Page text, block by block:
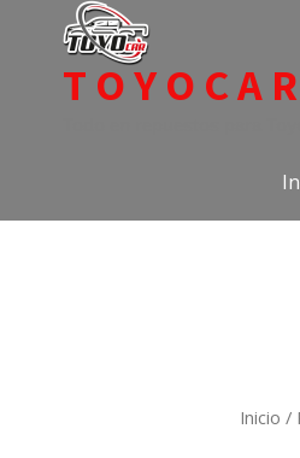
contenidoTOYOCAR
Inicio /